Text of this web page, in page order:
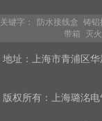
关键字： 防水接线盒 铸铝
带箱
灭
地址：上海市青浦
版权所有：上海璐